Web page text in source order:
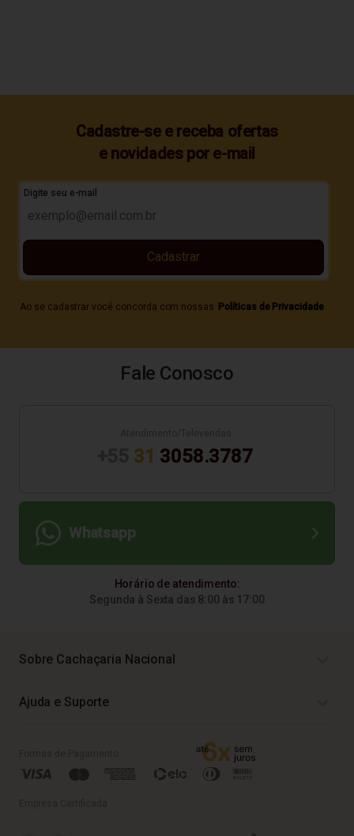
Cadastre-se e receba ofertas
e novidades por e-mail
Digite seu e-mail
Ao se cadastrar você concorda com nossas Políticas de Privacidade
Cadastrar
Fale Conosco
31 3058.3787
Whatsapp
Horário de atendimento:
Segunda à Sexta das 8:00 às 17:00
Sobre Cachaçaria Nacional
Ajuda e Suporte